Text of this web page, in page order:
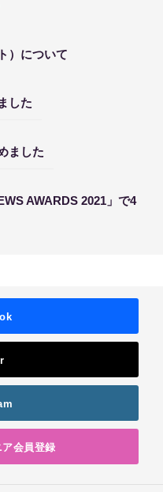
）について
した
ました
AWARDS 2021」で4
会員登録